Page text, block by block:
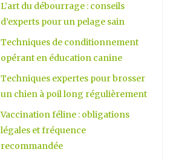
L’art du débourrage : conseils
d’experts pour un pelage sain
Techniques de conditionnement
opérant en éducation canine
Techniques expertes pour brosser
un chien à poil long régulièrement
Vaccination féline : obligations
légales et fréquence
recommandée